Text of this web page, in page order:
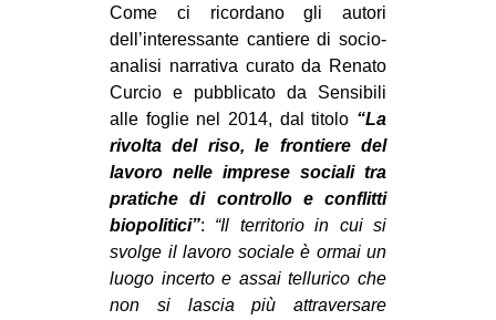
Come ci ricordano gli autori
dell’interessante cantiere di socio-
analisi narrativa curato da Renato
Curcio e pubblicato da Sensibili
alle foglie nel 2014, dal titolo “La
rivolta del riso, le frontiere del
lavoro nelle imprese sociali tra
pratiche di controllo e conflitti
biopolitici”: “Il territorio in cui si
svolge il lavoro sociale è ormai un
luogo incerto e assai tellurico che
non si lascia più attraversare